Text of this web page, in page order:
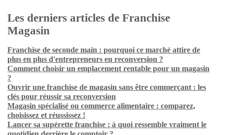
Les derniers articles de Franchise
Magasin
Franchise de seconde main : pourquoi ce marché attire de
plus en plus d'entrepreneurs en reconversion ?
Comment choisir un emplacement rentable pour un magasin
?
Ouvrir une franchise de magasin sans être commerçant : les
clés pour réussir sa reconversion
Magasin spécialisé ou commerce alimentaire : comparez,
choisissez et réussissez !
Lancer sa supérette franchise : à quoi ressemble vraiment le